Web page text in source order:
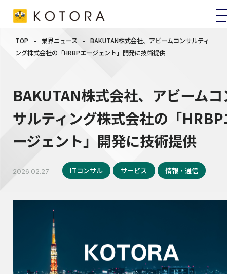
TOP - 業界ニュース -
BAKUTAN株式会社、アビームコンサルティ
ング株式会社の「HRBPエージェント」開発に技術提供
BAKUTAN株式会社、アビームコ
サルティング株式会社の「
ージェント」開発に技術提供
2026.02.27 ITコンサル サービス 情報・通信